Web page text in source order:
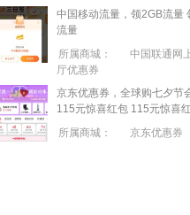
中国移动流量，领2GB流量
流量
所属商城：
中国联通网
厅优惠券
京东优惠券，全球购七夕节
115元惊喜红包 115元惊喜
所属商城：
京东优惠券